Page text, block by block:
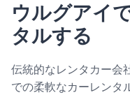
ウルグアイ
タルする
伝統的なレンタカー会
での柔軟なカーレンタ